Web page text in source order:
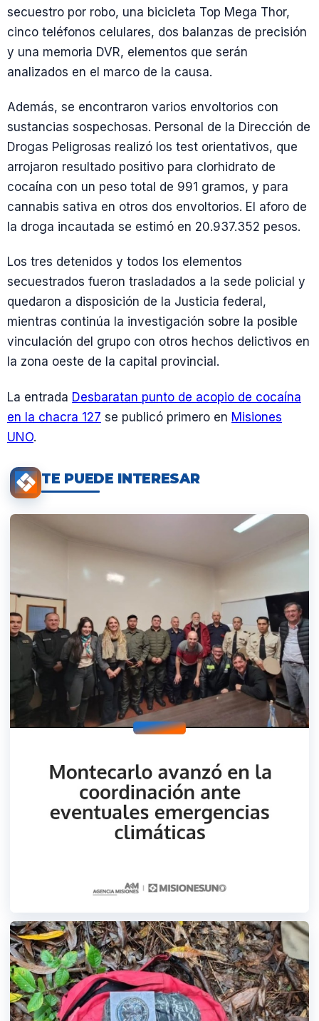
secuestro por robo, una bicicleta Top Mega Thor,
cinco teléfonos celulares, dos balanzas de precisión
y una memoria DVR, elementos que serán
analizados en el marco de la causa.
Además, se encontraron varios envoltorios con
sustancias sospechosas. Personal de la Dirección de
Drogas Peligrosas realizó los test orientativos, que
arrojaron resultado positivo para clorhidrato de
cocaína con un peso total de 991 gramos, y para
cannabis sativa en otros dos envoltorios. El aforo de
la droga incautada se estimó en 20.937.352 pesos.
Los tres detenidos y todos los elementos
secuestrados fueron trasladados a la sede policial y
quedaron a disposición de la Justicia federal,
mientras continúa la investigación sobre la posible
vinculación del grupo con otros hechos delictivos en
la zona oeste de la capital provincial.
La entrada Desbaratan punto de acopio de cocaína
en la chacra 127 se publicó primero en Misiones
UNO.
TE PUEDE INTERESAR